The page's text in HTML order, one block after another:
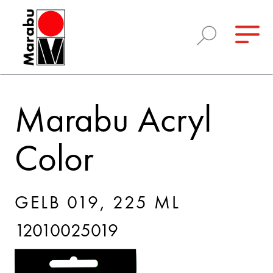
Marabu Acryl
Color
GELB 019, 225 ML
12010025019